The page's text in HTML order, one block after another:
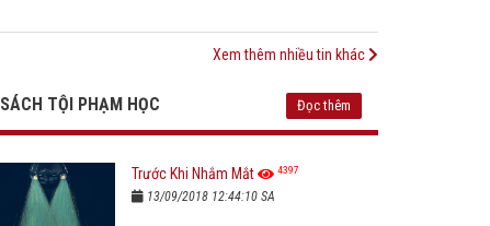
Xem thêm nhiều tin khác
SÁCH TỘI PHẠM HỌC Đọc thêm
Trước Khi Nhắm Mắt 4397
13/09/2018 12:44:10 SA